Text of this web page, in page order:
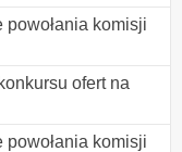
powołania komisji
ofert na
powołania komisji